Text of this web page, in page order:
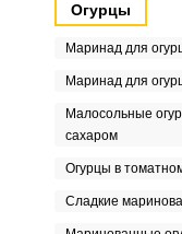
Огурцы
Маринад для
Маринад для
Малосольные
сахаром
Огурцы в
Сладкие